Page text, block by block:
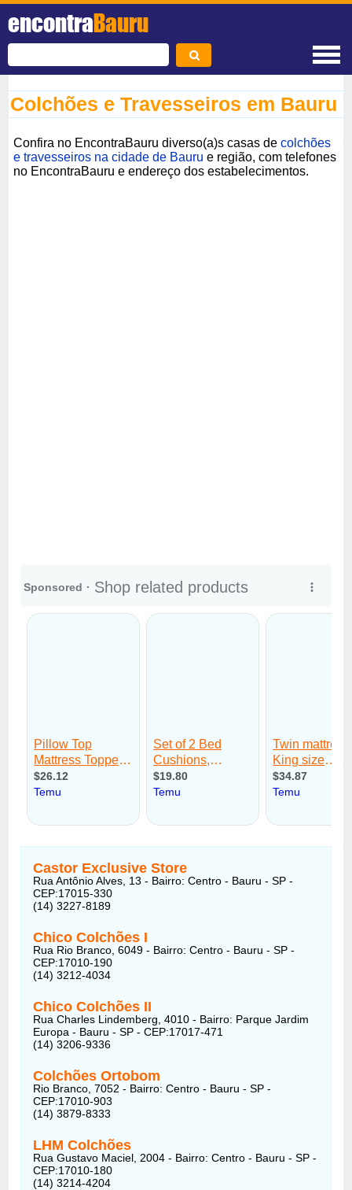
encontraBauru
Colchões e Travesseiros em Bauru
Confira no EncontraBauru diverso(a)s casas decolchões
e travesseiros na cidade de Bauru e região, com telefones
no EncontraBauru e endereço dos estabelecimentos.
Castor Exclusive Store
Rua Antônio Alves, 13 - Bairro: Centro - Bauru - SP -
CEP:17015-330
(14) 3227-8189
Chico Colchões I
Rua Rio Branco, 6049 - Bairro: Centro - Bauru - SP -
CEP:17010-190
(14) 3212-4034
Chico Colchões II
Rua Charles Lindemberg, 4010 - Bairro: Parque Jardim
Europa - Bauru - SP - CEP:17017-471
(14) 3206-9336
Colchões Ortobom
Rio Branco, 7052 - Bairro: Centro - Bauru - SP -
CEP:17010-903
(14) 3879-8333
LHM Colchões
Rua Gustavo Maciel, 2004 - Bairro: Centro - Bauru - SP -
CEP:17010-180
(14) 3214-4204